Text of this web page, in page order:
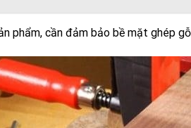
phẩm, cần đảm bảo bề mặt ghép